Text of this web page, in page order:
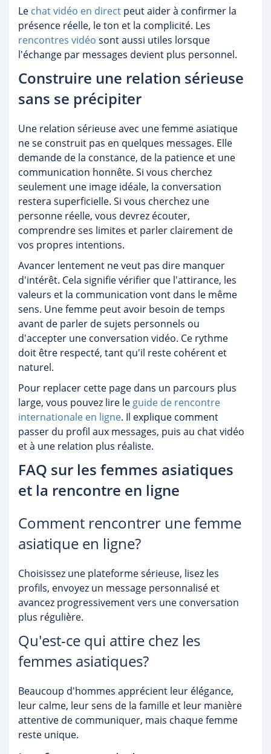
Le chat vidéo en direct peut aider à confirmer la
présence réelle, le ton et la complicité. Les
rencontres vidéo sont aussi utiles lorsque
l'échange par messages devient plus personnel.
Construire une relation sérieuse
sans se précipiter
Une relation sérieuse avec une femme asiatique
ne se construit pas en quelques messages. Elle
demande de la constance, de la patience et une
communication honnête. Si vous cherchez
seulement une image idéale, la conversation
restera superficielle. Si vous cherchez une
personne réelle, vous devrez écouter,
comprendre ses limites et parler clairement de
vos propres intentions.
Avancer lentement ne veut pas dire manquer
d'intérêt. Cela signifie vérifier que l'attirance, les
valeurs et la communication vont dans le même
sens. Une femme peut avoir besoin de temps
avant de parler de sujets personnels ou
d'accepter une conversation vidéo. Ce rythme
doit être respecté, tant qu'il reste cohérent et
naturel.
Pour replacer cette page dans un parcours plus
large, vous pouvez lire le guide de rencontre
internationale en ligne. Il explique comment
passer du profil aux messages, puis au chat vidéo
et à une relation plus réaliste.
FAQ sur les femmes asiatiques
et la rencontre en ligne
Comment rencontrer une femme
asiatique en ligne?
Choisissez une plateforme sérieuse, lisez les
profils, envoyez un message personnalisé et
avancez progressivement vers une conversation
plus régulière.
Qu'est-ce qui attire chez les
femmes asiatiques?
Beaucoup d'hommes apprécient leur élégance,
leur calme, leur sens de la famille et leur manière
attentive de communiquer, mais chaque femme
reste unique.